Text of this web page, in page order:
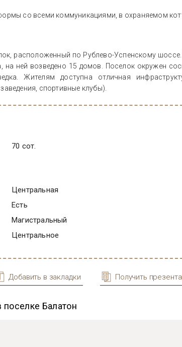
со всеми коммуникациями, в охраняемом
расположенный по Рублево-Успенскому
на ней возведено 15 домов. Поселок окружен
Жителям доступна отличная
спортивные клубы).
70 сот.
Центральная
есть
Магистральный
Центральное
Добавить в закладки Получить
поселке Балатон